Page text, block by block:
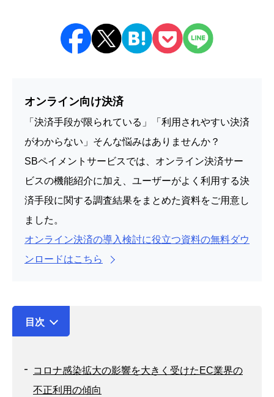
オンライン向け決済
「決済手段が限られている」「利用されやすい決済
がわからない」そんな悩みはありませんか？
SBペイメントサービスでは、オンライン決済サー
ビスの機能紹介に加え、ユーザーがよく利用する決
済手段に関する調査結果をまとめた資料をご用意し
ました。
オンライン決済の導入検討に役立つ資料の無料ダウ
ンロードはこちら
目次
コロナ感染拡大の影響を大きく受けたEC業界の
不正利用の傾向